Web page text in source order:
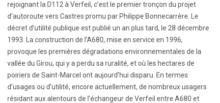
rejoignant la D112 à Verfeil, c’est le premier tronçon du projet
d’autoroute vers Castres promu par Philippe Bonnecarrère. Le
décret d’utilité publique est publié un an plus tard, le 28 décembre
1993. La construction de l’A680, mise en service en 1996,
provoque les premières dégradations environnementales de la
vallée du Girou, qui y a perdu sa ruralité, et où les hectares de
poiriers de Saint-Marcel ont aujourd’hui disparu. En termes
d’usages ou d’utilité, encore actuellement, de nombreux usagers
résidant aux alentours de l’échangeur de Verfeil entre A680 et